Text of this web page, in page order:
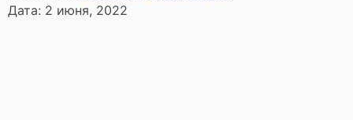
Дата: 2 июня, 2022